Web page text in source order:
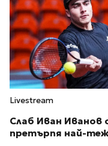
Livestream
Слаб Иван Иванов
претърпя най-